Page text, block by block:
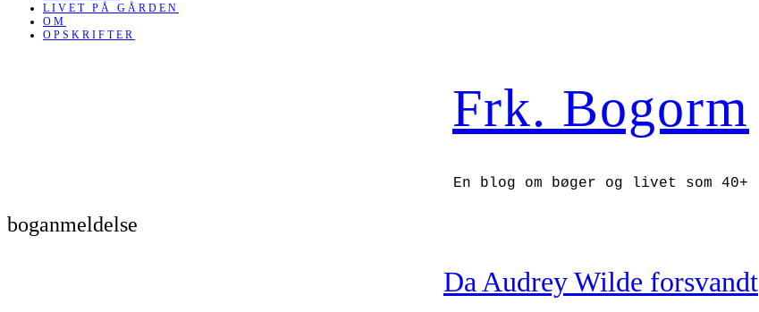
LIVET PÅ GÅRDEN
OM
OPSKRIFTER
Frk. Bogorm
En blog om bøger og livet som 40+
boganmeldelse
Da Audrey Wilde forsvandt